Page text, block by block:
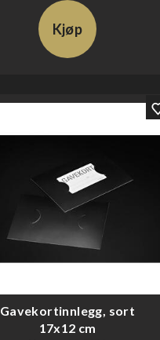
Kjøp
Gavekortinnlegg, sort
17x12 cm